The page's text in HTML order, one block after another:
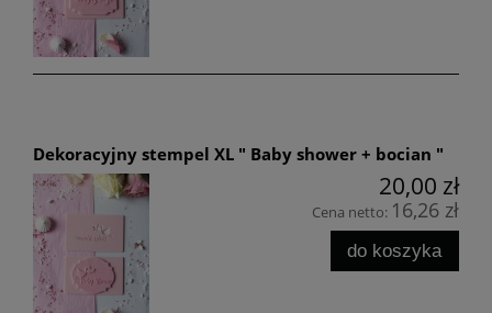
Dekoracyjny stempel XL " Baby shower + bocian "
20,00 zł
Cena netto: 16,26 zł
do koszyka